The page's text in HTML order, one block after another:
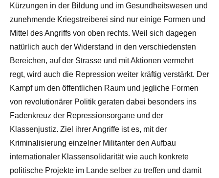
Kürzungen in der Bildung und im Gesundheitswesen und
zunehmende Kriegstreiberei sind nur einige Formen und
Mittel des Angriffs von oben rechts. Weil sich dagegen
natürlich auch der Widerstand in den verschiedensten
Bereichen, auf der Strasse und mit Aktionen vermehrt
regt, wird auch die Repression weiter kräftig verstärkt. Der
Kampf um den öffentlichen Raum und jegliche Formen
von revolutionärer Politik geraten dabei besonders ins
Fadenkreuz der Repressionsorgane und der
Klassenjustiz. Ziel ihrer Angriffe ist es, mit der
Kriminalisierung einzelner Militanter den Aufbau
internationaler Klassensolidarität wie auch konkrete
politische Projekte im Lande selber zu treffen und damit